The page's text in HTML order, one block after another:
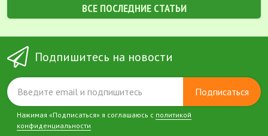
ВСЕ ПОСЛЕДНИЕ СТАТЬИ
Подпишитесь на новости
Подписаться
Нажимая «Подписаться» я соглашаюсь с политикой
конфиденциальности